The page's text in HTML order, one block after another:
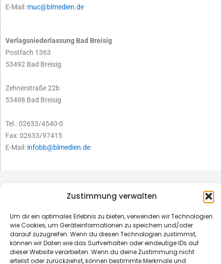
Zustimmung verwalten
Um dir ein optimales Erlebnis zu bieten, verwenden wir Technologien
wie Cookies, um Geräteinformationen zu speichern und/oder
darauf zuzugreifen. Wenn du diesen Technologien zustimmst,
können wir Daten wie das Surfverhalten oder eindeutige IDs auf
dieser Website verarbeiten. Wenn du deine Zustimmung nicht
erteilst oder zurückziehst, können bestimmte Merkmale und
E-Mail: muc@blmedien.de
Verlagsniederlassung Bad Breisig
Postfach 1363
53492 Bad Breisig
Zehnerstraße 22b
53498 Bad Breisig
Tel.: 02633/4540-0
Fax: 02633/97415
E-Mail: infobb@blmedien.de